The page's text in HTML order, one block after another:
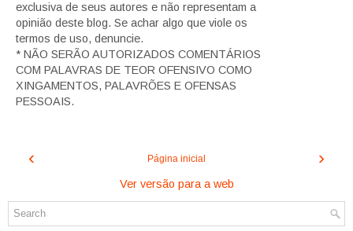
exclusiva de seus autores e não representam a
opinião deste blog. Se achar algo que viole os
termos de uso, denuncie.
* NÃO SERÃO AUTORIZADOS COMENTÁRIOS
COM PALAVRAS DE TEOR OFENSIVO COMO
XINGAMENTOS, PALAVRÕES E OFENSAS
PESSOAIS.
‹ ›
Página inicial
Ver versão para a web